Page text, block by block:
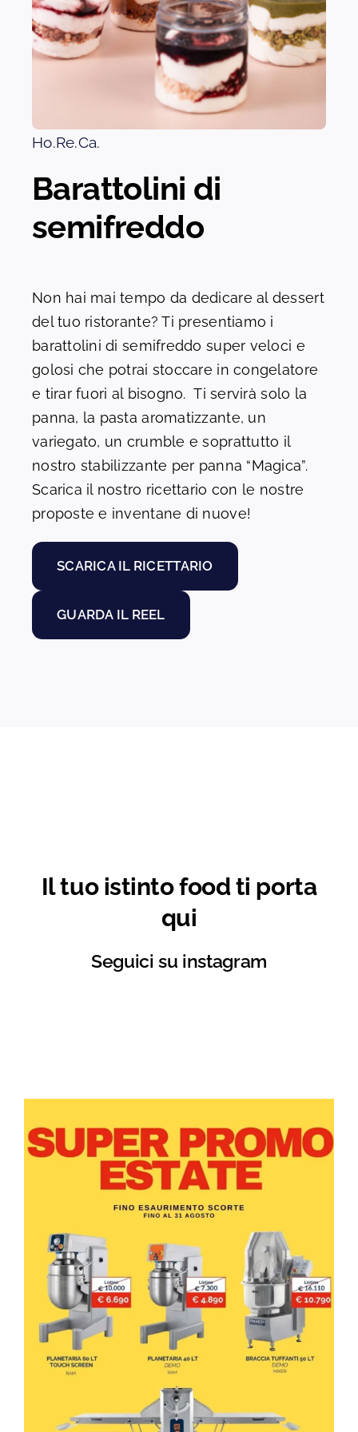
Ho.Re.Ca.
Barattolini di
semifreddo
Non hai mai tempo da dedicare al dessert
del tuo ristorante? Ti presentiamo i
barattolini di semifreddo super veloci e
golosi che potrai stoccare in congelatore
e tirar fuori al bisogno. Ti servirà solo la
panna, la pasta aromatizzante, un
variegato, un crumble e soprattutto il
nostro stabilizzante per panna “Magica”.
Scarica il nostro ricettario con le nostre
proposte e inventane di nuove!
SCARICA IL RICETTARIO
GUARDA IL REEL
Il tuo istinto food ti porta
qui
Seguici su instagram